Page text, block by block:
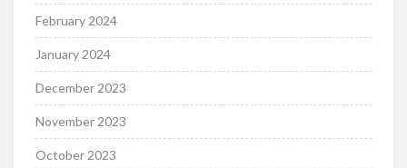
February 2024
January 2024
December 2023
November 2023
October 2023